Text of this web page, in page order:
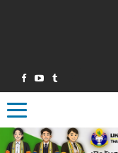
Toggle navigation